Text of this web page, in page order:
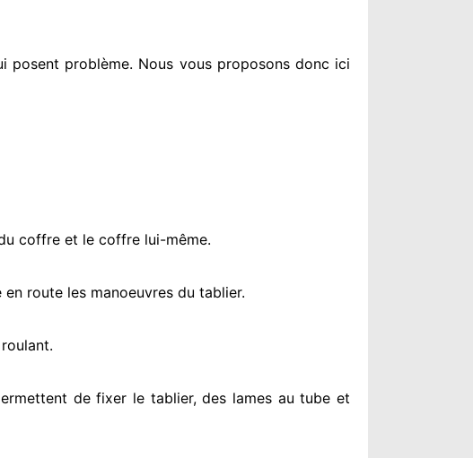
posent problème. Nous vous proposonsdonc ici
coffre et le coffre lui-même.
en route les manoeuvres du tablier.
de fixer le tablier, des lames au tube et